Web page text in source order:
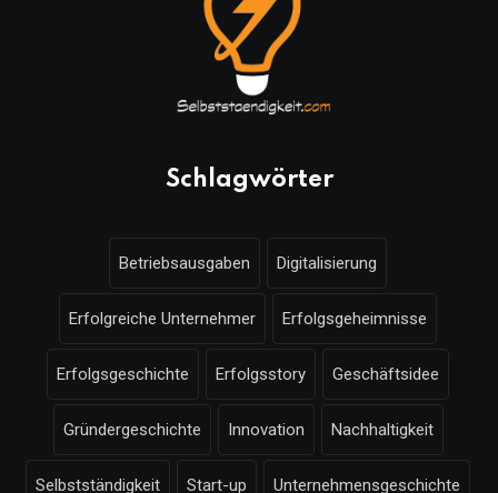
Schlagwörter
Betriebsausgaben Digitalisierung
Erfolgreiche Unternehmer Erfolgsgeheimnisse
Erfolgsgeschichte Erfolgsstory Geschäftsidee
Gründergeschichte Innovation Nachhaltigkeit
Selbstständigkeit Start-up Unternehmensgeschichte